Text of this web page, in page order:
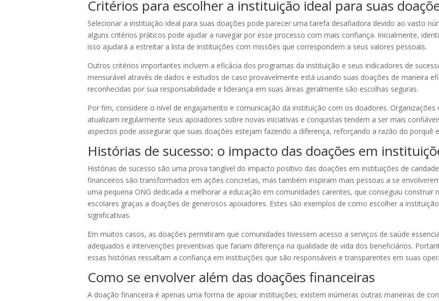
Critérios para escolher a instituição ideal para suas
Selecionar a instituição ideal para suas doações pode parecer uma tarefa desafiadora devido ao vasto
alguns critérios práticos pode ajudar a navegar por esse processo com mais confiança. Inicialmente,
isso ajudará a estreitar a lista de instituições com missões que correspondem a seus valores pessoais.
Outros critérios importantes incluem a eficácia dos programas da instituição e seus indicadores de
mensurável através de dados e estudos de caso provavelmente está usando suas doações de maneira
reconhecidas por sua responsabilidade e liderança em suas áreas geralmente são escolhas seguras.
Por fim, considere o nível de engajamento e comunicação da instituição com os doadores.
atualizam regularmente seus apoiadores sobre novas iniciativas e conquistas tendem a ser mais
aspectos pode assegurar que suas doações estejam fazendo a diferença, reforçando a razão do porquê
Histórias de sucesso: o impacto das doações em
Histórias de sucesso são uma prova tangível do impacto positivo das doações em instituições de
financeiros são transformados em ações concretas, mas também inspiram mais pessoas a se
uma pequena ONG dedicada a melhorar a educação em comunidades carentes, que conseguiu construir
escolares graças a doações de generosos apoiadores. Estes são exemplos de como escolher a
significativas.
Em muitos casos, as doações permitiram que comunidades tivessem acesso a serviços de saúde
adequados e intervenções preventivas que fariam diferença na qualidade de vida dos beneficiários.
essas histórias ressaltam a confiança em instituições que são responsáveis e transparentes em suas
Como se envolver além das doações financeiras
A doação financeira é apenas uma forma de apoiar instituições; existem inúmeras outras maneiras de